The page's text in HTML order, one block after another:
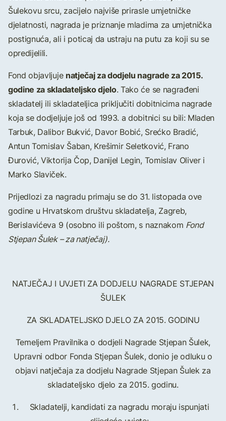
Šulekovu srcu, zacijelo najviše prirasle umjetničke
djelatnosti, nagrada je priznanje mladima za umjetnička
postignuća, ali i poticaj da ustraju na putu za koji su se
opredijelili.
Fond objavljuje natječaj za dodjelu nagrade za 2015.
godine za skladateljsko djelo. Tako će se nagrađeni
skladatelj ili skladateljica priključiti dobitnicima nagrade
koja se dodjeljuje još od 1993. a dobitnici su bili: Mladen
Tarbuk, Dalibor Bukvić, Davor Bobić, Srećko Bradić,
Antun Tomislav Šaban, Krešimir Seletković, Frano
Đurović, Viktorija Čop, Danijel Legin, Tomislav Oliver i
Marko Slaviček.
Prijedlozi za nagradu primaju se do 31. listopada ove
godine u Hrvatskom društvu skladatelja, Zagreb,
Berislavićeva 9 (osobno ili poštom, s naznakom Fond
Stjepan Šulek – za natječaj).
NATJEČAJ I UVJETI ZA DODJELU NAGRADE STJEPAN
ŠULEK
ZA SKLADATELJSKO DJELO ZA 2015. GODINU
Temeljem Pravilnika o dodjeli Nagrade Stjepan Šulek,
Upravni odbor Fonda Stjepan Šulek, donio je odluku o
objavi natječaja za dodjelu Nagrade Stjepan Šulek za
skladateljsko djelo za 2015. godinu.
Skladatelji, kandidati za nagradu moraju ispunjati